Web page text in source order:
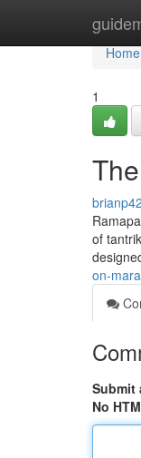
Home
Home
1
of
on-
Submit
No